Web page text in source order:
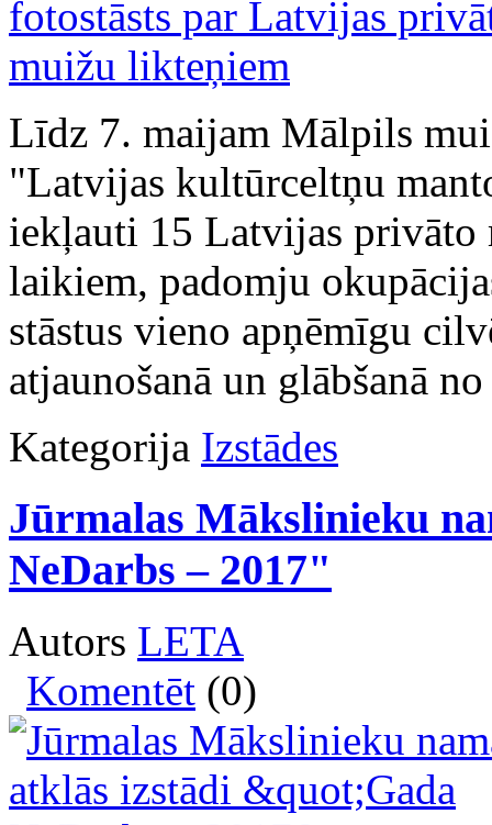
Līdz 7. maijam Mālpils
"Latvijas kultūrceltņu
iekļauti 15 Latvijas privāto
laikiem, padomju
stāstus vieno apņēmīgu
atjaunošanā un glābšanā
Kategorija Izstādes
Jūrmalas Mākslinieku
NeDarbs – 2017"
Autors LETA
Komentēt (0)